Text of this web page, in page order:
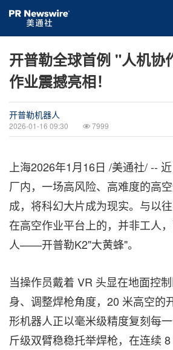
开普勒全球首例 "人机协
作业震撼亮相！
开普勒机器人
2026-01-16 09:30 7999
上海2026年1月16日 /美通社/ --
厂内，一场高风险、高难度的高
成，将科幻大片成为现实。与以
在高空作业平台上的，并非工人
人——开普勒K2"大黄蜂"。
当操作员戴着 VR 头显在地面控
身、调整焊枪角度，20 米高空的
形机器人正以毫米级精度复刻每
斤级双臂稳稳托举焊枪，在连续